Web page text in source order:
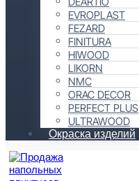
EVROPLAST
FEZARD
FINITURA
HIWOOD
LIKORN
NMC
ORAC DECOR
PERFECT PLUS
ULTRAWOOD
Окраска изделий